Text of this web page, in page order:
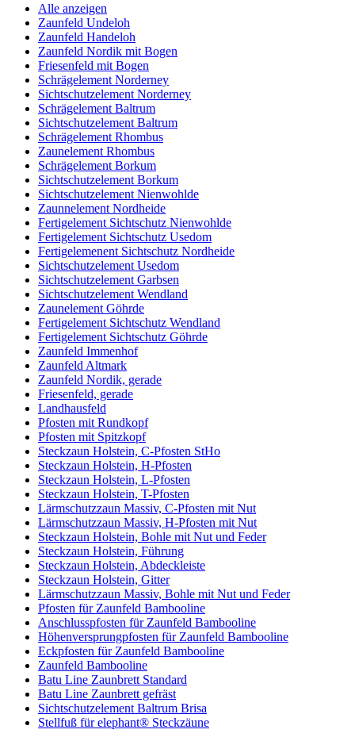
Alle anzeigen
Zaunfeld Undeloh
Zaunfeld Handeloh
Zaunfeld Nordik mit Bogen
Friesenfeld mit Bogen
Schrägelement Norderney
Sichtschutzelement Norderney
Schrägelement Baltrum
Sichtschutzelement Baltrum
Schrägelement Rhombus
Zaunelement Rhombus
Schrägelement Borkum
Sichtschutzelement Borkum
Sichtschutzelement Nienwohlde
Zaunnelement Nordheide
Fertigelement Sichtschutz Nienwohlde
Fertigelement Sichtschutz Usedom
Fertigelemenent Sichtschutz Nordheide
Sichtschutzelement Usedom
Sichtschutzelement Garbsen
Sichtschutzelement Wendland
Zaunelement Göhrde
Fertigelement Sichtschutz Wendland
Fertigelement Sichtschutz Göhrde
Zaunfeld Immenhof
Zaunfeld Altmark
Zaunfeld Nordik, gerade
Friesenfeld, gerade
Landhausfeld
Pfosten mit Rundkopf
Pfosten mit Spitzkopf
Steckzaun Holstein, C-Pfosten StHo
Steckzaun Holstein, H-Pfosten
Steckzaun Holstein, L-Pfosten
Steckzaun Holstein, T-Pfosten
Lärmschutzzaun Massiv, C-Pfosten mit Nut
Lärmschutzzaun Massiv, H-Pfosten mit Nut
Steckzaun Holstein, Bohle mit Nut und Feder
Steckzaun Holstein, Führung
Steckzaun Holstein, Abdeckleiste
Steckzaun Holstein, Gitter
Lärmschutzzaun Massiv, Bohle mit Nut und Feder
Pfosten für Zaunfeld Bambooline
Anschlusspfosten für Zaunfeld Bambooline
Höhenversprungpfosten für Zaunfeld Bambooline
Eckpfosten für Zaunfeld Bambooline
Zaunfeld Bambooline
Batu Line Zaunbrett Standard
Batu Line Zaunbrett gefräst
Sichtschutzelement Baltrum Brisa
Stellfuß für elephant® Steckzäune